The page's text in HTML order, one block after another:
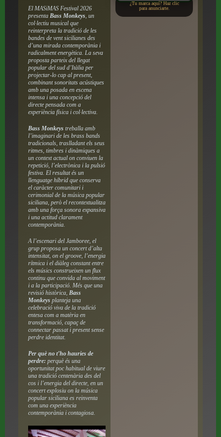
El MASiMAS Festival 2026
presenta Bass Monkeys, un
col·lectiu musical que
reinterpreta la tradició de les
bandes de vent sicilianes des
d’una mirada contemporània i
radicalment energètica. La seva
proposta parteix del llegat
popular del sud d’Itàlia per
projectar-lo cap al present,
combinant sonoritats acústiques
amb una posada en escena
intensa i una concepció del
directe pensada com a
experiència física i col·lectiva.
Bass Monkeystreballa amb
l’imaginari de les brass bands
tradicionals, traslladant els seus
ritmes, timbres i dinàmiques a
un context actual on conviuen la
repetició, l’electrònica i la pulsió
festiva. El resultat és un
llenguatge híbrid que conserva
el caràcter comunitari i
cerimonial de la música popular
siciliana, però el recontextualitza
amb una força sonora expansiva
i una actitud clarament
contemporània.
A l’escenari del Jamboree, el
grup proposa un concert d’alta
intensitat, on el groove, l’energia
rítmica i el diàleg constant entre
els músics construeixen un flux
continu que convida al moviment
i a la participació. Més que una
revisió històrica, Bass
Monkeysplanteja una
celebració viva de la tradició
entesa com a matèria en
transformació, capaç de
connectar passat i present sense
perdre identitat.
Per què no t’ho hauries de
perdre: perquè és una
oportunitat poc habitual de viure
una tradició centenària des del
cos i l’energia del directe, en un
concert explosiu on la música
popular siciliana es reinventa
com una experiència
contemporània i contagiosa.
¿Tu marca aquí? Haz clic
para anunciarte.